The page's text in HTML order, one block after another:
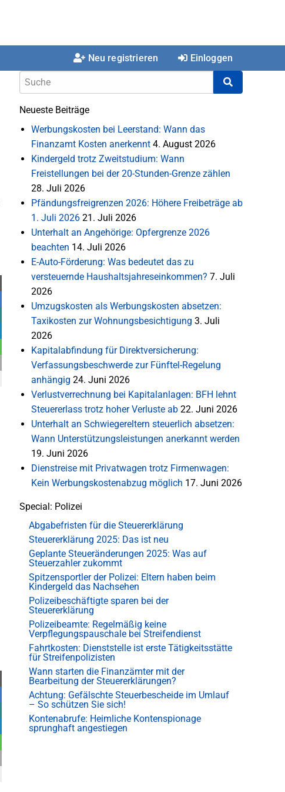
Neu registrieren Einloggen
Neueste Beiträge
Werbungskosten bei Leerstand: Wann das
Finanzamt Kosten anerkennt 4. August 2026
Kindergeld trotz Zweitstudium: Wann
Freistellungen bei der 20-Stunden-Grenze zählen
28. Juli 2026
Pfändungsfreigrenzen 2026: Höhere Freibeträge ab
1. Juli 2026 21. Juli 2026
Unterhalt an Angehörige: Opfergrenze 2026
beachten 14. Juli 2026
E-Auto-Förderung: Was bedeutet das zu
versteuernde Haushaltsjahreseinkommen? 7. Juli
2026
Umzugskosten als Werbungskosten absetzen:
Taxikosten zur Wohnungsbesichtigung 3. Juli
2026
Kapitalabfindung für Direktversicherung:
Verfassungsbeschwerde zur Fünftel-Regelung
anhängig 24. Juni 2026
Verlustverrechnung bei Kapitalanlagen: BFH lehnt
Steuererlass trotz hoher Verluste ab 22. Juni 2026
Unterhalt an Schwiegereltern steuerlich absetzen:
Wann Unterstützungsleistungen anerkannt werden
19. Juni 2026
Dienstreise mit Privatwagen trotz Firmenwagen:
Kein Werbungskostenabzug möglich 17. Juni 2026
Special: Polizei
Abgabefristen für die Steuererklärung
Steuererklärung 2025: Das ist neu
Geplante Steueränderungen 2025: Was auf
Steuerzahler zukommt
Spitzensportler der Polizei: Eltern haben beim
Kindergeld das Nachsehen
Polizeibeschäftigte sparen bei der
Steuererklärung
Polizeibeamte: Regelmäßig keine
Verpflegungspauschale bei Streifendienst
Fahrtkosten: Dienststelle ist erste Tätigkeitsstätte
für Streifenpolizisten
Wann starten die Finanzämter mit der
Bearbeitung der Steuererklärungen?
Achtung: Gefälschte Steuerbescheide im Umlauf
– So schützen Sie sich!
Kontenabrufe: Heimliche Kontenspionage
sprunghaft angestiegen